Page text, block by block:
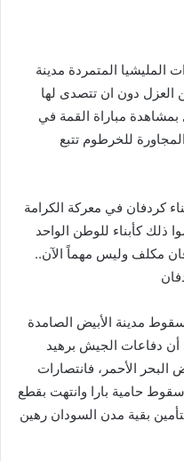
المليشيا المتمردة مدينة
العزل دون ان تتصدى لها
مباراة القمة في
للخرطوم تتبع
كردفان في معركة الكرامة
ذلك كأبناء للوطن الواحد
مكلف وليس مهماً الآن..
مدينة الأبيض الصامدة
أن دفاعات الجيش برهيد
الأحمر، فانتصارات
حامية بارا وانتهت بقطع
بقية مدن السودان رهين